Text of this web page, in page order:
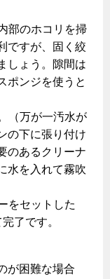
部のホコリを掃
ですが、固く絞
しょう。隙間は
ポンジを使うと
（万が一汚水が
の下に張り付け
のあるクリーナ
水を入れて霧吹
をセットした
了です。
が困難な場合